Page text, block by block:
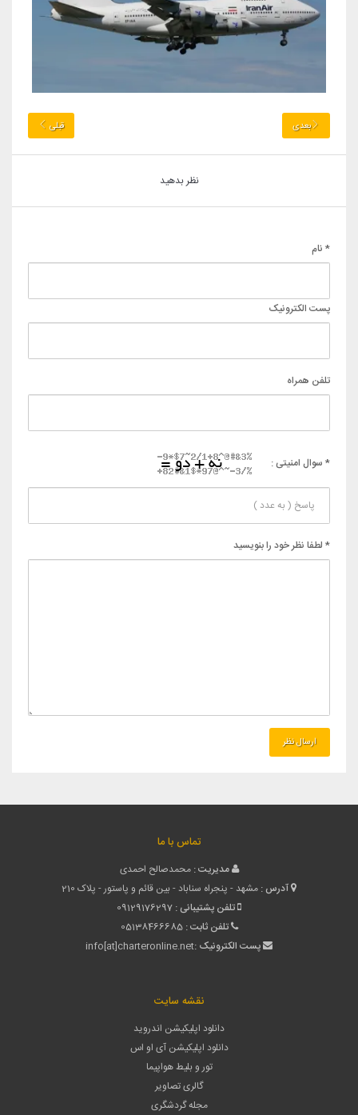
بعدی قبلی
نظر بدهید
* نام
پست الکترونیک
تلفن همراه
* سوال امنیتی :
* لطفا نظر خود را بنویسید
تماس با ما
مدیریت : محمدصالح احمدی
آدرس : مشهد - پنجراه سناباد - بین قائم و پاستور - پلاک 210
تلفن پشتیبانی : 09129176297
تلفن ثابت : 05138466685
پست الکترونیک :info[at]charteronline.net
نقشه سایت
دانلود اپلیکیشن اندروید
دانلود اپلیکیشن آی او اس
تور و بلیط هواپیما
گالری تصاویر
مجله گردشگری